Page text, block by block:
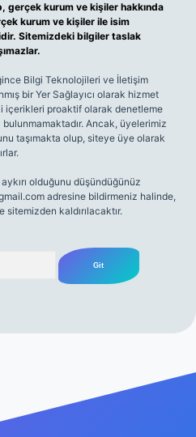
gerçek kurum ve kişiler hakkında
kurum ve kişiler ile isim
Sitemizdeki bilgiler taslak
Bilgi Teknolojileri ve İletişim
bir Yer Sağlayıcı olarak hizmet
içerikleri proaktif olarak denetleme
Ancak, üyelerimiz
taşımakta olup, siteye üye olarak
olduğunu düşündüğünüz
adresine bildirmeniz halinde,
kaldırılacaktır.